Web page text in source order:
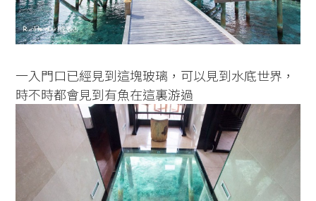
一入門口已經見到這塊玻璃，可以見到水底世界，
時不時都會見到有魚在這裏游過